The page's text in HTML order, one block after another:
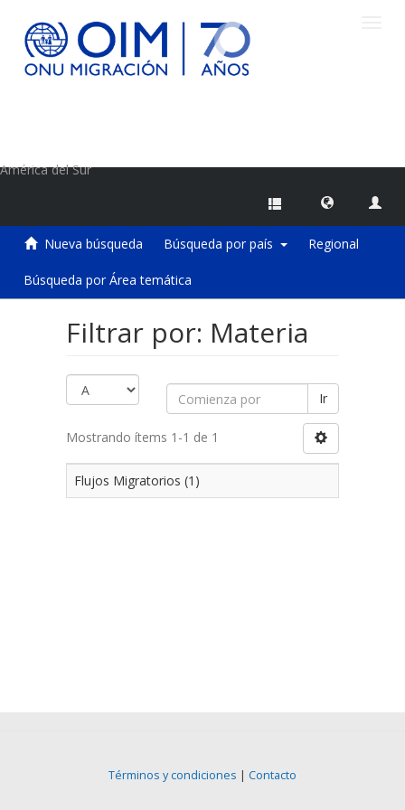
América del Sur
Nueva búsqueda Búsqueda por país Regional
Búsqueda por Área temática
Filtrar por: Materia
Ir
Mostrando ítems 1-1 de 1
Flujos Migratorios (1)
Términos y condiciones | Contacto